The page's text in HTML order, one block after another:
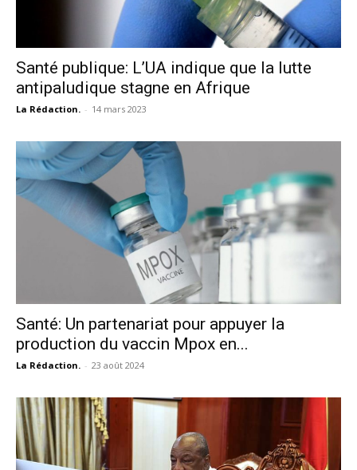
Santé publique: L’UA indique que la lutte
antipaludique stagne en Afrique
La Rédaction. - 14 mars 2023
Santé: Un partenariat pour appuyer la
production du vaccin Mpox en...
La Rédaction. - 23 août 2024